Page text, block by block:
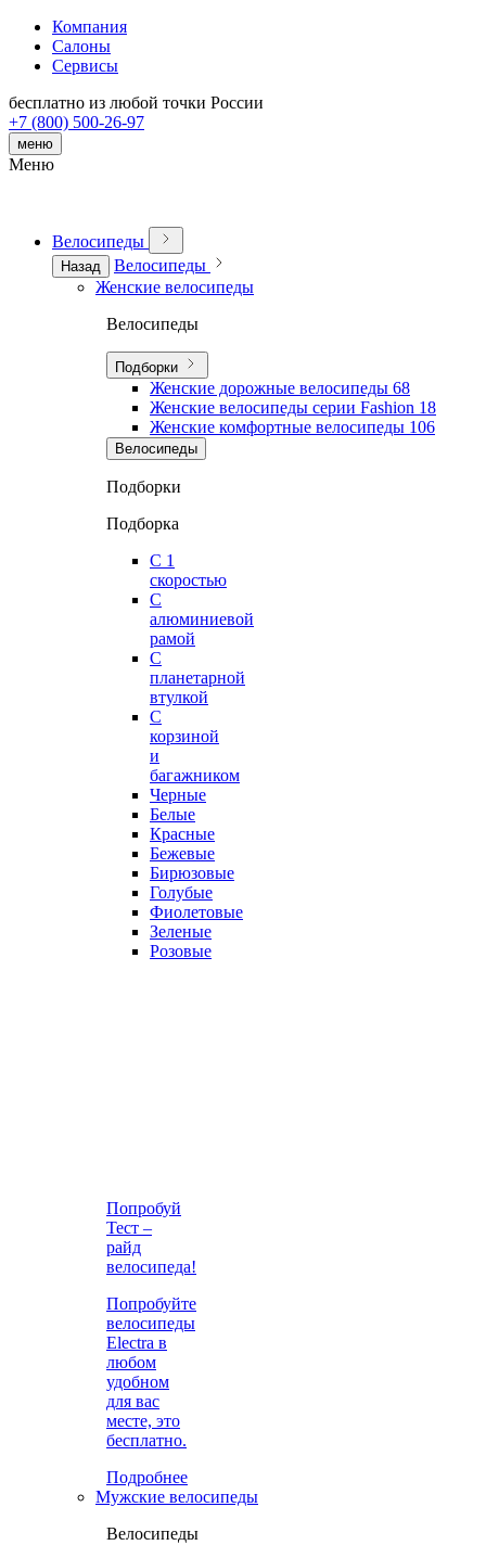
Компания
Салоны
Сервисы
бесплатно из любой точки России
+7 (800) 500-26-97
меню
Меню
Велосипеды
Назад
Велосипеды
Женские велосипеды
Велосипеды
Подборки
Женские дорожные велосипеды 68
Женские велосипеды серии Fashion 18
Женские комфортные велосипеды 106
Велосипеды
Подборки
Подборка
С 1
скоростью
С
алюминиевой
рамой
С
планетарной
втулкой
С
корзиной
и
багажником
Черные
Белые
Красные
Бежевые
Бирюзовые
Голубые
Фиолетовые
Зеленые
Розовые
Попробуй
Тест –
райд
велосипеда!
Попробуйте
велосипеды
Electra в
любом
удобном
для вас
месте, это
бесплатно.
Подробнее
Мужские велосипеды
Велосипеды